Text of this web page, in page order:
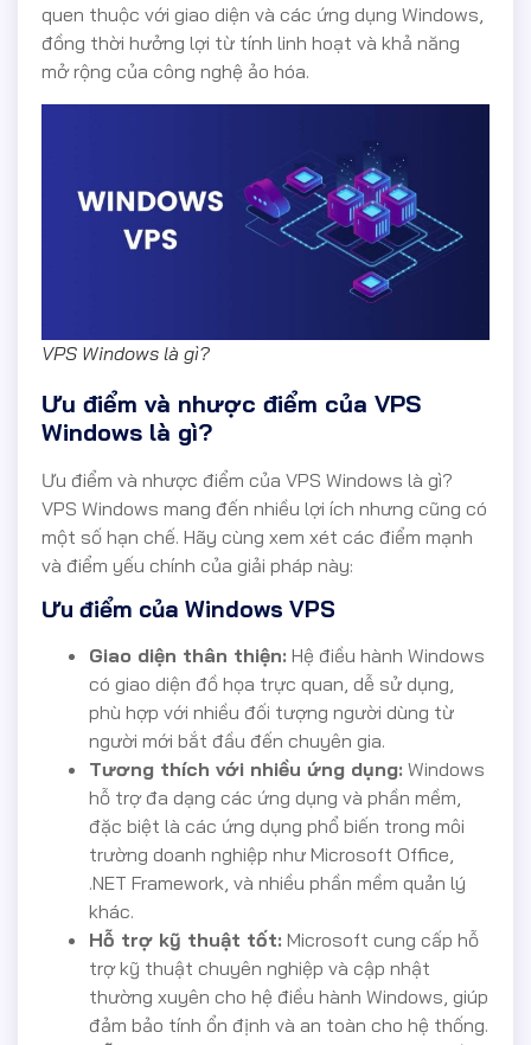
quen thuộc với giao diện và các ứng dụng Windows,
đồng thời hưởng lợi từ tính linh hoạt và khả năng
mở rộng của công nghệ ảo hóa.
VPS Windows là gì?
Ưu điểm và nhược điểm của VPS
Windows là gì?
Ưu điểm và nhược điểm của VPS Windows là gì?
VPS Windows mang đến nhiều lợi ích nhưng cũng có
một số hạn chế. Hãy cùng xem xét các điểm mạnh
và điểm yếu chính của giải pháp này:
Ưu điểm của Windows VPS
Giao diện thân thiện: Hệ điều hành Windows
có giao diện đồ họa trực quan, dễ sử dụng,
phù hợp với nhiều đối tượng người dùng từ
người mới bắt đầu đến chuyên gia.
Tương thích với nhiều ứng dụng: Windows
hỗ trợ đa dạng các ứng dụng và phần mềm,
đặc biệt là các ứng dụng phổ biến trong môi
trường doanh nghiệp như Microsoft Office,
.NET Framework, và nhiều phần mềm quản lý
khác.
Hỗ trợ kỹ thuật tốt: Microsoft cung cấp hỗ
trợ kỹ thuật chuyên nghiệp và cập nhật
thường xuyên cho hệ điều hành Windows, giúp
đảm bảo tính ổn định và an toàn cho hệ thống.